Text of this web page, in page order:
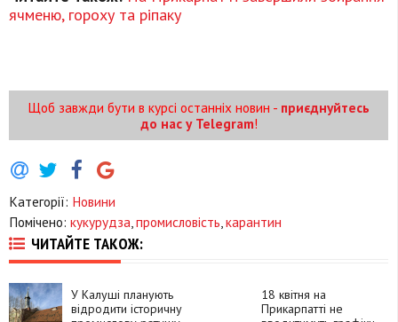
ячменю, гороху та ріпаку
Щоб завжди бути в курсі останніх новин - приєднуйтесь
до нас у Telegram!
Категорії: Новини
Помічено: кукурудза промисловість карантин
ЧИТАЙТЕ ТАКОЖ:
У Калуші планують
відродити історичну
18 квітня на
Прикарпатті не